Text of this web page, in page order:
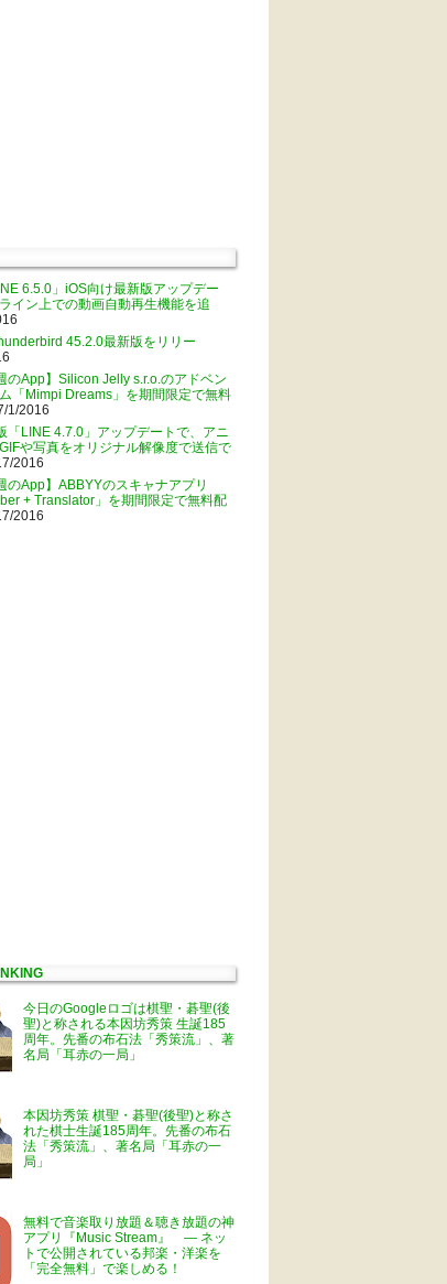
6.5.0」iOS向け最新版アップデー
イン上での動画自動再生機能を追
45.2.0最新版をリリー
のApp】Silicon Jelly s.r.o.のアドベン
「Mimpi Dreams」を期間限定で無料
1/2016
「LINE 4.7.0」アップデートで、アニ
や写真をオリジナル解像度で送信で
2016
のApp】ABBYYのスキャナアプリ
+ Translator」を期間限定で無料配
2016
今日のGoogleロゴは棋聖・碁聖(後
聖)と称される本因坊秀策 生誕185
周年。先番の布石法「秀策流」、著
名局「耳赤の一局」
本因坊秀策 棋聖・碁聖(後聖)と称さ
れた棋士生誕185周年。先番の布石
法「秀策流」、著名局「耳赤の一
局」
無料で音楽取り放題＆聴き放題の神
アプリ『Music Stream』 ― ネッ
トで公開されている邦楽・洋楽を
「完全無料」で楽しめる！